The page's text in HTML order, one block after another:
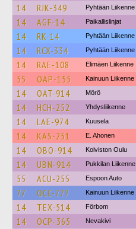
14 RJK-349 Pyhtään Liikenne
14 AGF-14 Paikallislinjat
14 RK-14 Pyhtään Liikenne
14 RCX-334 Pyhtään Liikenne
14 RAE-108 Elimäen Liikenne
55 OAP-155 Kainuun Liikenne
14 OAT-914 Mörö
14 HCH-252 Yhdysliikenne
14 LAE-974 Kuusela
14 KAS-251 E. Ahonen
14 OBO-914 Koiviston Oulu
14 UBN-914 Pukkilan Liikenne
55 ACU-255 Espoon Auto
77 OCC-777 Kainuun Liikenne
14 TEX-514 Förbom
14 OCP-365 Nevakivi